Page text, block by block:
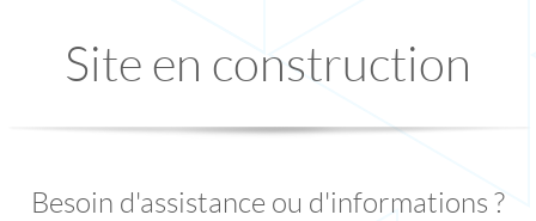
Site en construction
Besoin d'assistance ou d'informations ?